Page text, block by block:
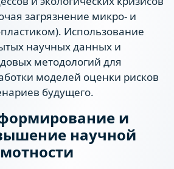
загрязнение микро- и
Использование
научных данных и
методологий для
моделей оценки рисков
будущего.
и
научной